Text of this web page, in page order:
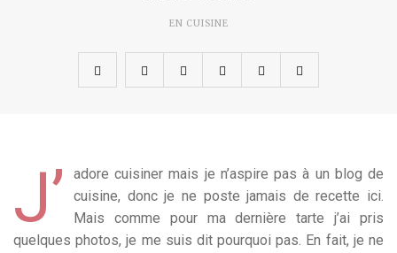
EN CUISINE
J’
adore cuisiner mais je n’aspire pas à un blog de
cuisine, donc je ne poste jamais de recette ici.
Mais comme pour ma dernière tarte j’ai pris
quelques photos, je me suis dit pourquoi pas. En fait, je ne